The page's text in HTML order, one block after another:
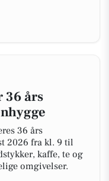
36 års
36 års
2026 fra kl. 9 til
kaffe, te og
omgivelser.